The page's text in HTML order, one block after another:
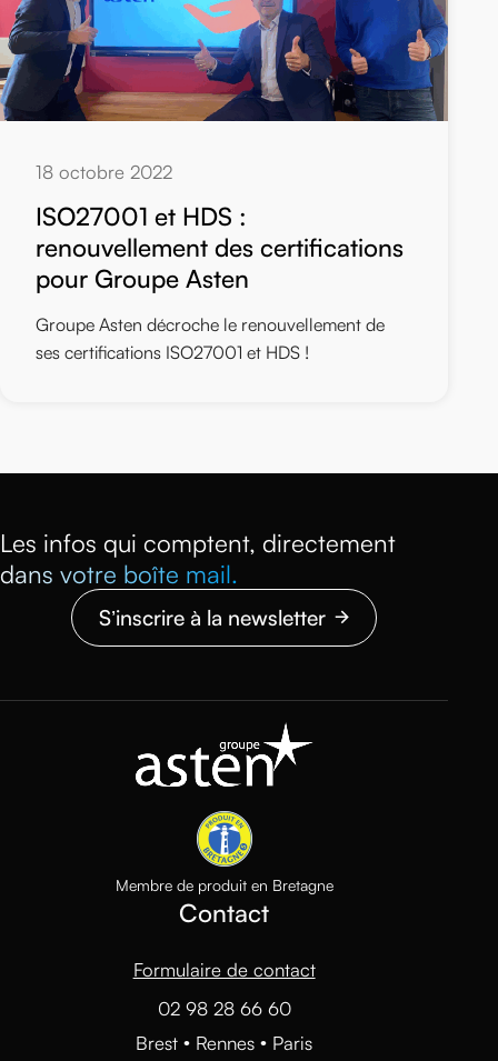
18 octobre 2022
ISO27001 et HDS :
renouvellement des certifications
pour Groupe Asten
Groupe Asten décroche le renouvellement de
ses certifications ISO27001 et HDS !
Les infos qui comptent, directement
dans votre boîte mail.
S’inscrire à la newsletter
Membre de produit en Bretagne
Contact
Formulaire de contact
02 98 28 66 60
Brest • Rennes • Paris